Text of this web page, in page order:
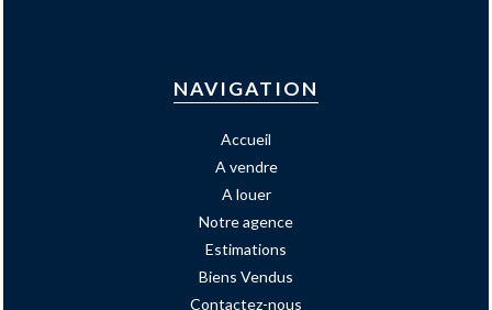
NAVIGATION
Accueil
A vendre
A louer
Notre agence
Estimations
Biens Vendus
Contactez-nous